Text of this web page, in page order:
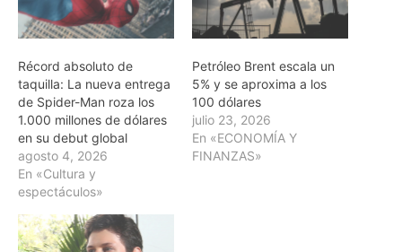
Récord absoluto de
taquilla: La nueva entrega
de Spider-Man roza los
1.000 millones de dólares
en su debut global
agosto 4, 2026
En «Cultura y
espectáculos»
Petróleo Brent escala un
5% y se aproxima a los
100 dólares
julio 23, 2026
En «ECONOMÍA Y
FINANZAS»